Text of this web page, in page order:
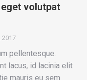
volutpat
2017
pellentesque.
lacus, id lacinia elit
mauris eu sem